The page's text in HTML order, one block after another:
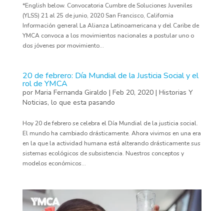
*English below. Convocatoria Cumbre de Soluciones Juveniles
(YLSS) 21 al 25 de junio, 2020 San Francisco, California
Información general La Alianza Latinoamericana y del Caribe de
YMCA convoca a los movimientos nacionales a postular uno o
dos jóvenes por movimiento...
20 de febrero: Día Mundial de la Justicia Social y el
rol de YMCA
por Maria Fernanda Giraldo | Feb 20, 2020| Historias Y
Noticias, lo que esta pasando
Hoy 20 de febrero se celebra el Día Mundial de la justicia social.
El mundo ha cambiado drásticamente. Ahora vivimos en una era
en la que la actividad humana está alterando drásticamente sus
sistemas ecológicos de subsistencia. Nuestros conceptos y
modelos económicos...